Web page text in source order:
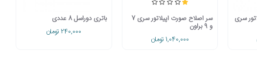
سری سر اصلاح صورت اپیلاتور سری 7
و 9 براون
1,040,000 تومان
باتری دوراسل 8 عددی
240,000 تومان